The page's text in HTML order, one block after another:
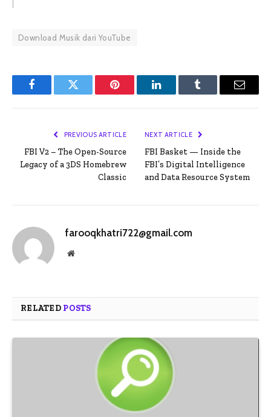
Download Musik dari YouTube
FacebookTwitter Pinterest LinkedInTumblr Email
PREVIOUS ARTICLE
FBI V2 – The Open-Source
Legacy of a 3DS Homebrew
Classic
NEXT ARTICLE
FBI Basket — Inside the
FBI’s Digital Intelligence
and Data Resource System
farooqkhatri722@gmail.com
Website
RELATED POSTS